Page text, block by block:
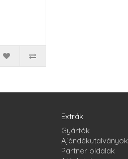
Extrák
Gyártók
Ajándékutalványok
Partner oldalak